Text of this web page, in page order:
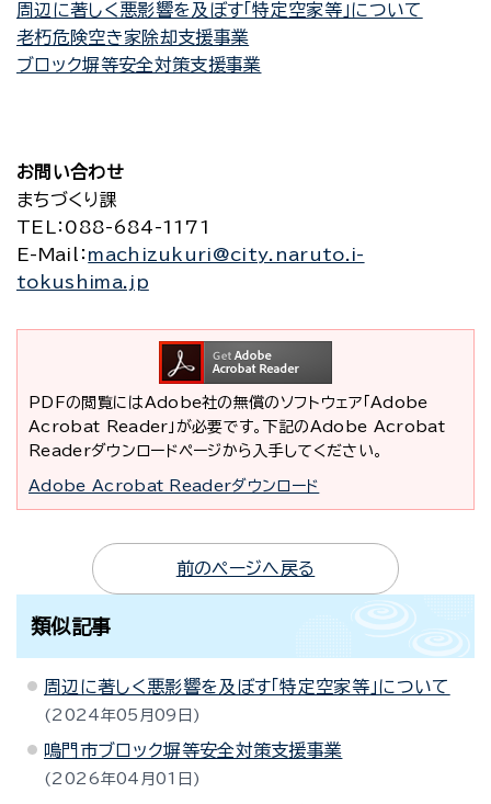
周辺に著しく悪影響を及ぼす「特定空家等」について
老朽危険空き家除却支援事業
ブロック塀等安全対策支援事業
お問い合わせ
まちづくり課
TEL
：088-684-1171
E-Mail
： machizukuri@city.naruto.i-
tokushima.jp
PDFの閲覧にはAdobe社の無償のソフトウェア「Adobe
Acrobat Reader」が必要です。下記のAdobe Acrobat
Readerダウンロードページから入手してください。
Adobe Acrobat Readerダウンロード
前のページへ戻る
類似記事
周辺に著しく悪影響を及ぼす「特定空家等」について
2024年05月09日
鳴門市ブロック塀等安全対策支援事業
2026年04月01日